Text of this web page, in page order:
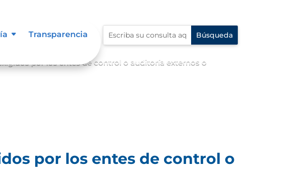
Transparencia
por los entes de control o auditoría externos o
por los entes de control o